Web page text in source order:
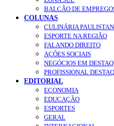
BALCÃO DE
COLUNAS
CULINÁRIA
ESPORTE NA REGIÃO
FALANDO DIREITO
AÇÕES SOCIAIS
NEGÓCIOS EM
PROFISSIONAL
EDITORIAL
ECONOMIA
EDUCAÇÃO
ESPORTES
GERAL